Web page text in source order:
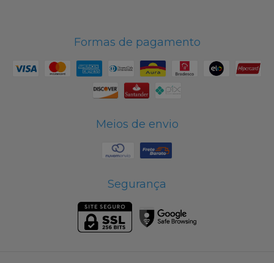
Formas de pagamento
Meios de envio
Segurança